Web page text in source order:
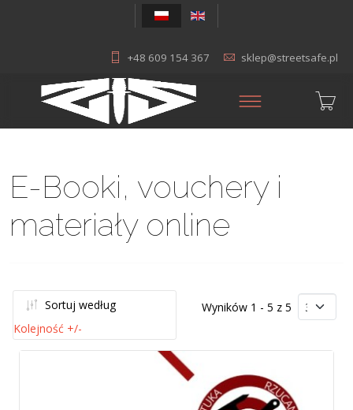
+48 609 154 367 sklep@streetsafe.pl
E-Booki, vouchery i
materiały online
Sortuj według
Kolejność +/-
Wyników 1 - 5 z 5